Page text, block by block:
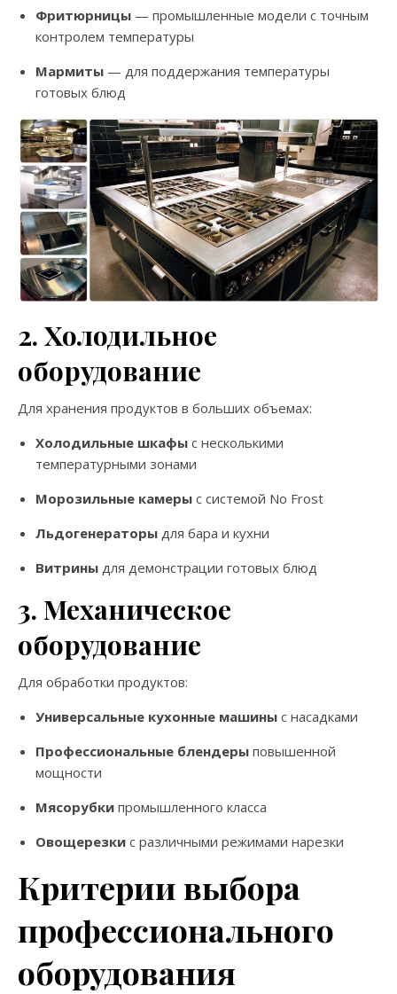
Фритюрницы — промышленные модели с точным
контролем температуры
Мармиты — для поддержания температуры
готовых блюд
2. Холодильное
оборудование
Для хранения продуктов в больших объемах:
Холодильные шкафы с несколькими
температурными зонами
Морозильные камеры с системой No Frost
Льдогенераторы для бара и кухни
Витрины для демонстрации готовых блюд
3. Механическое
оборудование
Для обработки продуктов:
Универсальные кухонные машины с насадками
Профессиональные блендеры повышенной
мощности
Мясорубки промышленного класса
Овощерезки с различными режимами нарезки
Критерии выбора
профессионального
оборудования